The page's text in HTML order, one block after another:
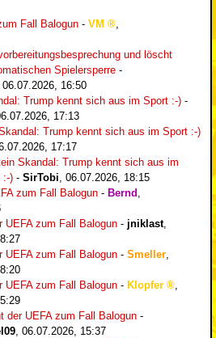
Fall Balogun - VM
und löscht
Spielersperre -
06.07.2026, 16:50
Trump kennt sich aus im Sport :-) -
17:13
Trump kennt sich aus im Sport :-)
17:17
Skandal: Trump kennt sich aus im
:-) - SirTobi 06.07.2026, 18:15
zum Fall Balogun - Bernd
UEFA zum Fall Balogun - jniklast,
UEFA zum Fall Balogun - Smeller
UEFA zum Fall Balogun - Klopfer
der UEFA zum Fall Balogun -
06.07.2026, 15:37